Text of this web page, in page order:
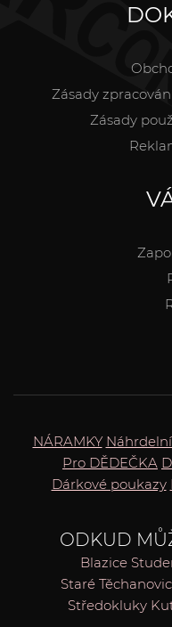
Zásady
Zásady
NÁRAMKY
Pro DĚDEČKA
Dárkové poukazy
ODKUD
Blazice
Staré
Středokluky